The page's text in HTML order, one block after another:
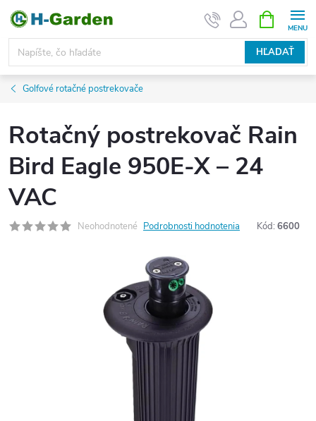
Prejsť
obsah
HĽADAŤ
KOŠÍK
Golfové rotačné postrekovače
Rotačný postrekovač Rain
Bird Eagle 950E-X – 24
VAC
Neohodnotené Podrobnosti hodnotenia Kód: 6600